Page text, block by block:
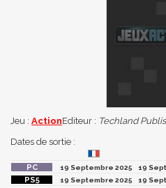
Jeu : ActionEditeur : Techland
Dates de sortie :
19 Septembre 2025 19
19 Septembre 2025
19